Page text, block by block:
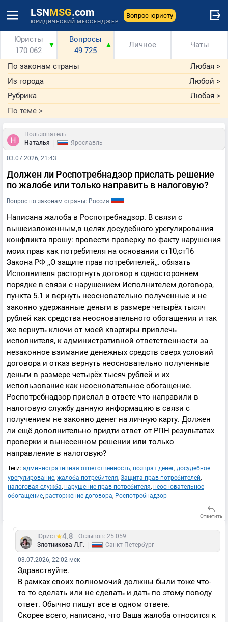
LSNMSG.com
ЮРИДИЧЕСКИЙ МЕССЕНДЖЕР
Вопрос юристу
Юристы
170 062
▼
Вопросы
49 725
▲ Личное Чаты
По законам страны Любая >
Из города
Любой >
Рубрика
Любая >
По теме >
Пользователь
Наталья
Ярославль
03.07.2026, 21:43
Должен ли Роспотребнадзор прислать решение
по жалобе или только направить в налоговую?
Вопрос по законам страны: Россия
Написана жалоба в Роспотребнадзор. В связи с
вышеизложенным,в целях досудебного урегулирования
конфликта прошу: провести проверку по факту нарушения
моих прав как потребителя на основании ст10,ст16
Закона РФ ,,О защите прав потребителей,,. обязать
Исполнителя расторгнуть договор в одностороннем
порядке в связи с нарушением Исполнителем договора,
пункта 5.1 и вернуть неосновательно полученные и не
законно удержанные деньги в размере четырёх тысяч
рублей как средства неосновательного обогащения и так
же вернуть ключи от моей квартиры привлечь
исполнителя, к административной ответственности за
незаконное взимание денежных средств сверх условий
договора и отказ вернуть неосновательно полученные
деньги в размере четырёх тысяч рублей и их
использование как неосновательное обогащение.
Роспотребнадзор прислал в ответе что направили в
налоговую службу данную информацию в связи с
получением не законно денег на личную карту. Должен
ли ещё дополнительно придти ответ от РПН результатах
проверки и вынесенном решении или только
направление в налоговую?
Теги: административная ответственность, возврат денег, досудебное
урегулирование, жалоба потребителя, Защита прав потребителей,
налоговая служба, нарушение прав потребителя, неосновательное
обогащение, расторжение договора, Роспотребнадзор
Ответить
Юрист 4.8
Отзывов: 25 059
Злотникова Л.Г.
Санкт-Петербург
03.07.2026, 22:02 мск
Здравствуйте.
В рамках своих полномочий должны были тоже что-
то то сделать или не сделать и дать по этому поводу
ответ. Обычно пишут все в одном ответе.
Скорее всего, написано, что Ваша жалоба относится к